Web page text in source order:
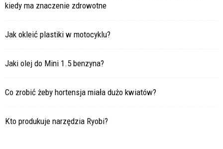
kiedy ma znaczenie zdrowotne
Jak okleić plastiki w motocyklu?
Jaki olej do Mini 1.5 benzyna?
Co zrobić żeby hortensja miała dużo kwiatów?
Kto produkuje narzędzia Ryobi?